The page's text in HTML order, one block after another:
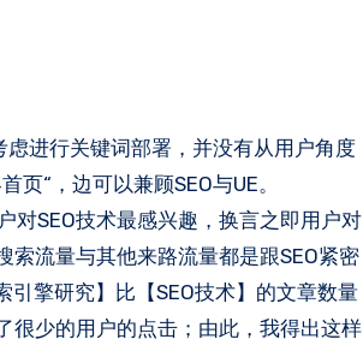
虑进行关键词部署，并没有从用户角度
“，边可以兼顾SEO与UE。
对SEO技术最感兴趣，换言之即用户对
索流量与其他来路流量都是跟SEO紧密
擎研究】比【SEO技术】的文章数量
很少的用户的点击；由此，我得出这样